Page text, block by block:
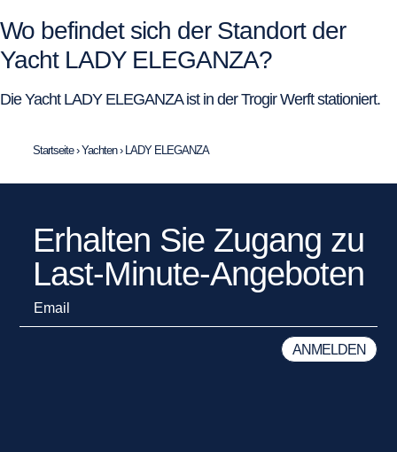
Wo befindet sich der Standort der
Yacht LADY ELEGANZA?
Die Yacht LADY ELEGANZA ist in der Trogir Werft stationiert.
Startseite›Yachten› LADY ELEGANZA
Erhalten Sie Zugang zu
Last-Minute-Angeboten